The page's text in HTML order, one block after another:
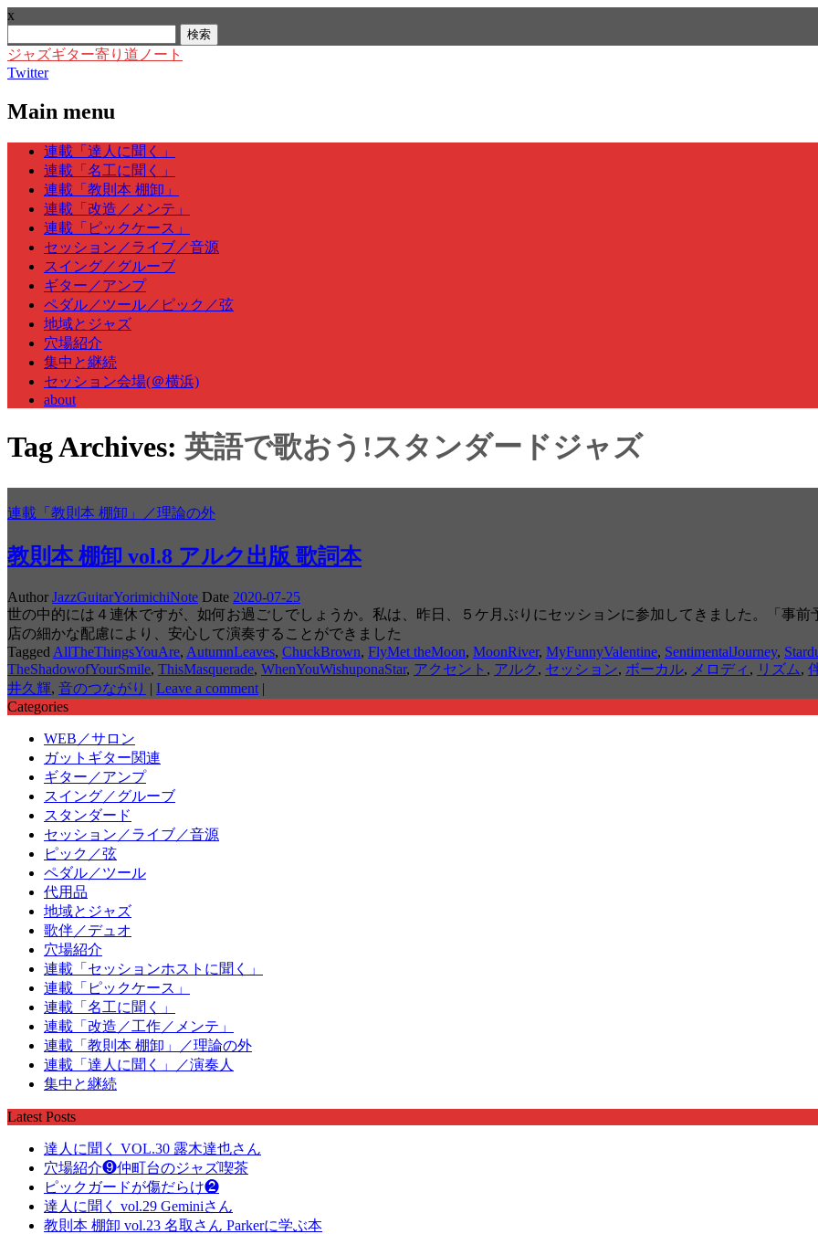
x
索:
ジャズギター寄り道ノート
Twitter
Main menu
Skip
content
連載「達人に聞く」
連載「名工に聞く」
連載「教則本 棚卸」
連載「改造／メンテ」
連載「ピックケース」
セッション／ライブ／音源
スイング／グルーブ
ギター／アンプ
ペダル／ツール／ピック／弦
地域とジャズ
穴場紹介
集中と継続
セッション会場(＠横浜)
about
Tag Archives: 英語で歌おう!スタンダードジャズ
連載「教則本 棚卸」／理論の外
教則本 棚卸 vol.8 アルク出版 歌詞本
Author JazzGuitarYorimichiNote Date 2020-07-25
世の中的には４連休ですが、如何お過ごしでしょうか。私は、昨日、５ケ月ぶりにセッションに参加してきました。「事
店の細かな配慮により、安心して演奏することができました
Tagged AllTheThingsYouAre, AutumnLeaves, ChuckBrown, FlyMet theMoon, MoonRiver, MyFunnyValentine, SentimentalJourney,
TheShadowofYourSmile, ThisMasquerade, WhenYouWishuponaStar, アクセント , アルク , セッション, ボーカル, メロディ , リズム,
井久輝, 音のつながり | Leave a comment |
Categories
WEB／サロン
ガットギター関連
ギター／アンプ
スイング／グルーブ
スタンダード
セッション／ライブ／音源
ピック／弦
ペダル／ツール
代用品
地域とジャズ
歌伴／デュオ
穴場紹介
連載「セッションホストに聞く」
連載「ピックケース」
連載「名工に聞く」
連載「改造／工作／メンテ」
連載「教則本 棚卸」／理論の外
連載「達人に聞く」／演奏人
集中と継続
Latest Posts
達人に聞く VOL.30 露木達也さん
穴場紹介❾仲町台のジャズ喫茶
ピックガードが傷だらけ❷
達人に聞く vol.29 Geminiさん
教則本 棚卸 vol.23 名取さん Parkerに学ぶ本